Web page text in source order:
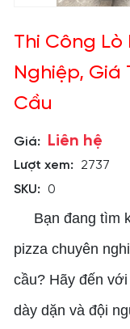
Thi Công Lò
Nghiệp, Giá
Cầu
Giá: Liên hệ
Lượt xem:
2737
SKU: 0
Bạn đang tìm
pizza chuyên
cầu? Hãy đến với
dày dặn và đội